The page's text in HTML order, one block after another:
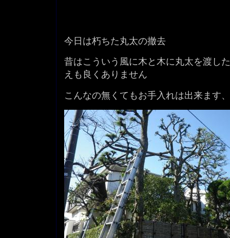
今日は朽ちた丸太の撤去
昔はこういう風に木と木に丸太を渡し
えも良くありません
こんなの無くてもお手入れは出来ます